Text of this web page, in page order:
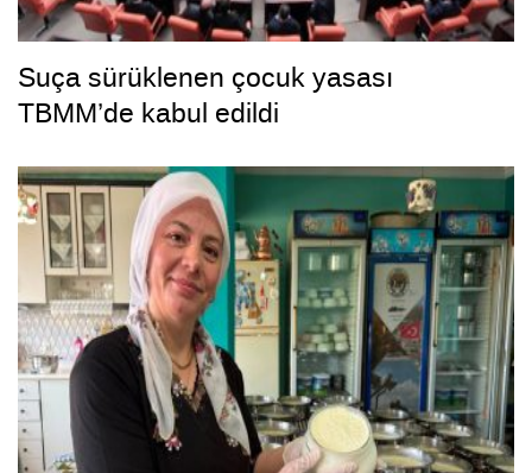
Suça sürüklenen çocuk yasası
TBMM’de kabul edildi